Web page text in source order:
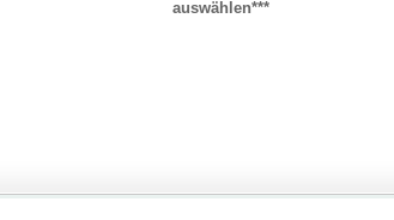
auswählen***